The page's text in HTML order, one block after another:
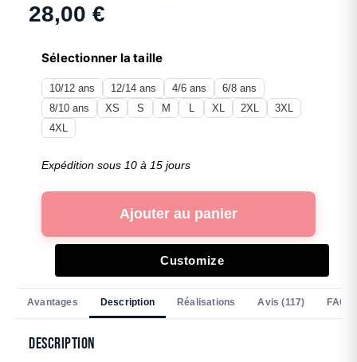
28,00 €
Sélectionner la taille
10/12 ans 12/14 ans 4/6 ans
6/8 ans
8/10 ans
XS S M XL 2XL
3XL
4XL
Expédition sous 10 à 15 jours
Ajouter au panier
Customize
Avantages Description Réalisations Avis (117) FAQ
Description